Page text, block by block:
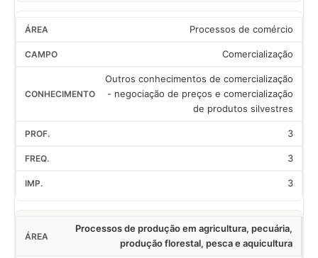
Processos de comércio
Comercialização
Outros conhecimentos de comercialização
- negociação de preços e comercialização
de produtos silvestres
3
3
3
Processos de produção em agricultura, pecuária,
produção florestal, pesca e aquicultura